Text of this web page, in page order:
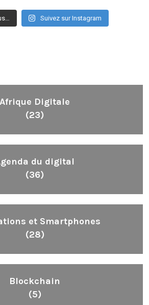
Suivez sur Instagram
Afrique Digitale
(23)
du digital
(36)
et Smartphones
(28)
Blockchain
(5)